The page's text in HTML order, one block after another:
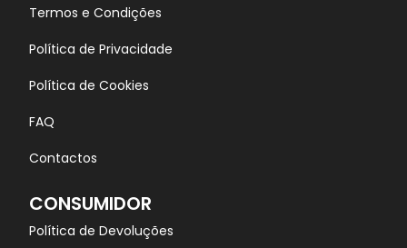
Termos e Condições
Política de Privacidade
Política de Cookies
FAQ
Contactos
CONSUMIDOR
Política de Devoluções